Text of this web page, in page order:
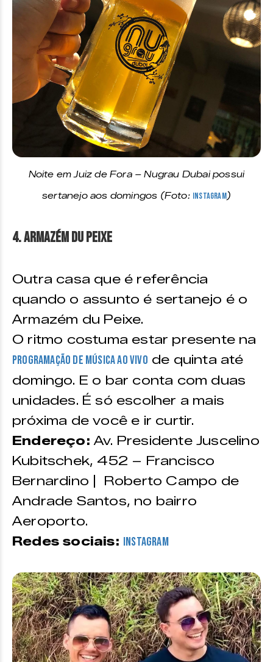
Noite em Juiz de Fora – Nugrau Dubai possui
sertanejo aos domingos (Foto: Instagram)
4. Armazém du Peixe
Outra casa que é referência
quando o assunto é sertanejo é o
Armazém du Peixe.
O ritmo costuma estar presente na
programação de música ao vivo de quinta até
domingo. E o bar conta com duas
unidades. É só escolher a mais
próxima de você e ir curtir.
Endereço: Av. Presidente Juscelino
Kubitschek, 452 – Francisco
Bernardino | Roberto Campo de
Andrade Santos, no bairro
Aeroporto.
Redes sociais: Instagram